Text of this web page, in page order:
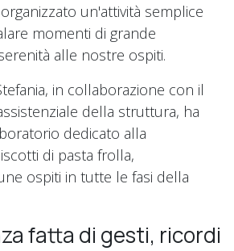
un'attività semplice
momenti di grande
alle nostre ospiti.
in collaborazione con il
della struttura, ha
dedicato alla
di pasta frolla,
ospiti in tutte le fasi della
fatta di gesti, ricordi